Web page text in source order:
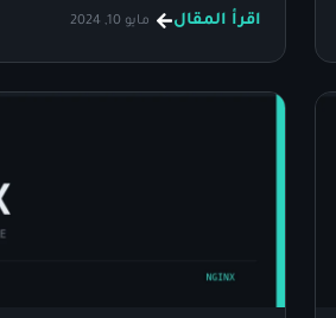
نستخدم شهاداتهم من خلال برنامج Certbot.
اقرأ المقال مايو 10, 2024